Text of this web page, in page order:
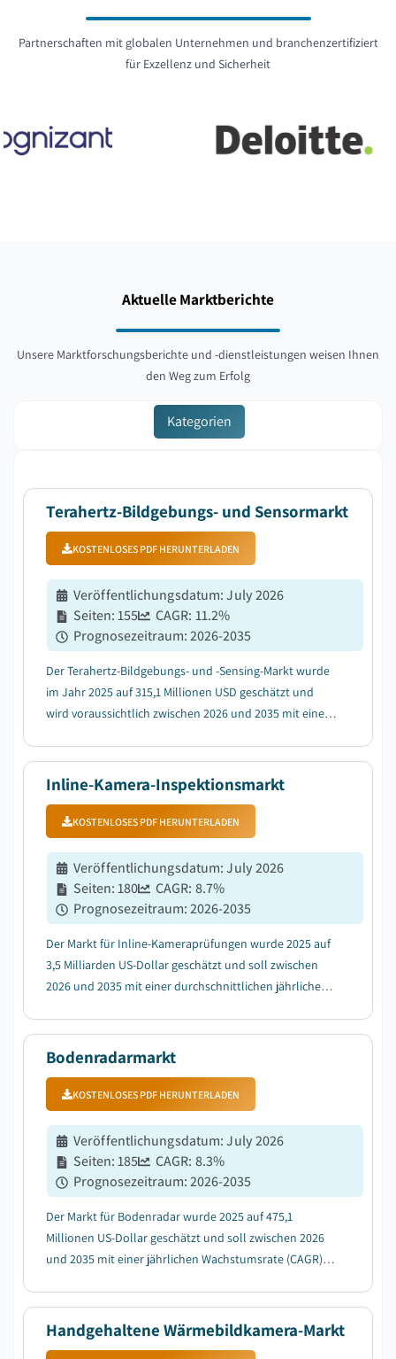
Partnerschaften mit globalen Unternehmen und branchenzertifiziert
für Exzellenz und Sicherheit
Aktuelle Marktberichte
Unsere Marktforschungsberichte und -dienstleistungen weisen Ihnen
den Weg zum Erfolg
Kategorien
Terahertz-Bildgebungs- und Sensormarkt
KOSTENLOSES PDF HERUNTERLADEN
Veröffentlichungsdatum:July 2026
Seiten:155 CAGR: 11.2%
Prognosezeitraum:2026-2035
Der Terahertz-Bildgebungs- und -Sensing-Markt wurde
im Jahr 2025 auf 315,1 Millionen USD geschätzt und
wird voraussichtlich zwischen 2026 und 2035 mit einer
verschiedenen Branchen zurückzuführen ist....
Inline-Kamera-Inspektionsmarkt
KOSTENLOSES PDF HERUNTERLADEN
Veröffentlichungsdatum:July 2026
Seiten:180 CAGR: 8.7%
Prognosezeitraum:2026-2035
Der Markt für Inline-Kameraprüfungen wurde 2025 auf
3,5 Milliarden US-Dollar geschätzt und soll zwischen
2026 und 2035 mit einer durchschnittlichen jährlichen
und intelligenten Fertigungsinitiativen....
Bodenradarmarkt
KOSTENLOSES PDF HERUNTERLADEN
Veröffentlichungsdatum:July 2026
Seiten:185 CAGR: 8.3%
Prognosezeitraum:2026-2035
Der Markt für Bodenradar wurde 2025 auf 475,1
Millionen US-Dollar geschätzt und soll zwischen 2026
und 2035 mit einer jährlichen Wachstumsrate (CAGR)
Schadensprävention....
Handgehaltene Wärmebildkamera-Markt